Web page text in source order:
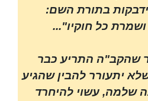
בתורת השם:
כל חוקיו"...
שהקב"ה התריע כבר
יתעורר להבין שהגיע
שלמה, עשוי להיחרד